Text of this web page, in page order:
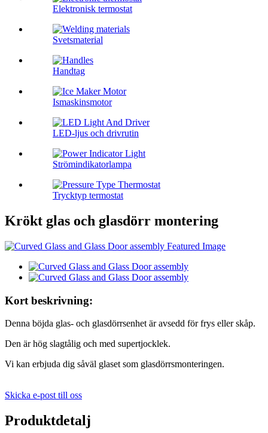
Elektronisk termostat
Svetsmaterial
Handtag
Ismaskinsmotor
LED-ljus och drivrutin
Strömindikatorlampa
Trycktyp termostat
Krökt glas och glasdörr montering
Kort beskrivning:
Denna böjda glas- och glasdörrsenhet är avsedd för frys eller skåp.
Den är hög slagtålig och med supertjocklek.
Vi kan erbjuda dig såväl glaset som glasdörrsmonteringen.
Skicka e-post till oss
Produktdetalj